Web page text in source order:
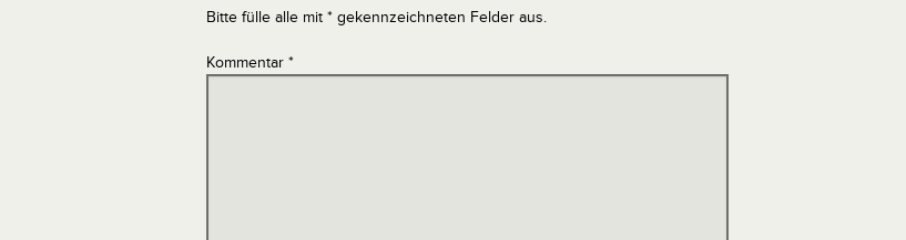
Bitte fülle alle mit * gekennzeichneten Felder aus.
Kommentar *